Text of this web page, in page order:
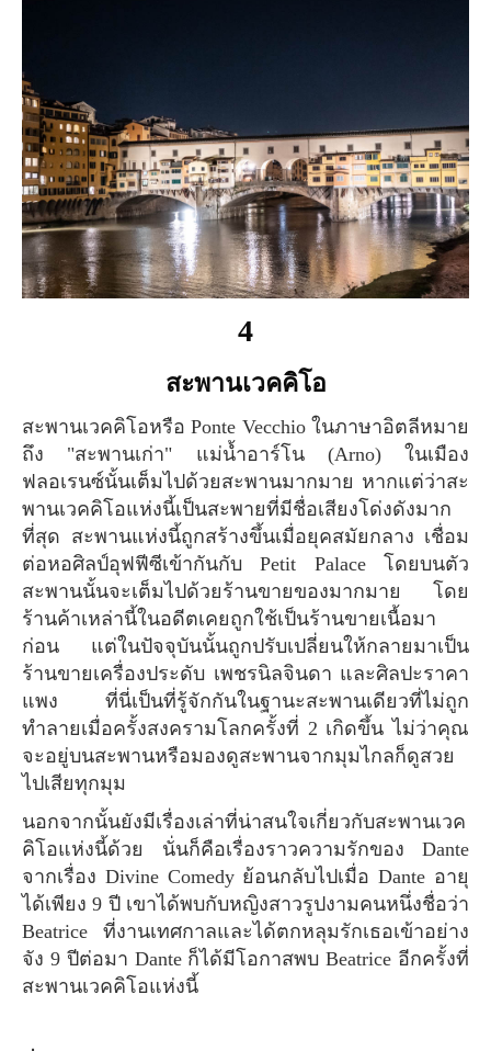
4
สะพานเวคคิโอ
สะพานเวคคิโอหรือ Ponte Vecchio ในภาษาอิตลีหมาย
ถึง "สะพานเก่า" แม่น้ำอาร์โน (Arno) ในเมือง
ฟลอเรนซ์นั้นเต็มไปด้วยสะพานมากมาย หากแต่ว่าสะ
พานเวคคิโอแห่งนี้เป็นสะพายที่มีชื่อเสียงโด่งดังมาก
ที่สุด สะพานแห่งนี้ถูกสร้างขึ้นเมื่อยุคสมัยกลาง เชื่อม
ต่อหอศิลป์อุฟฟีซีเข้ากันกับ Petit Palace โดยบนตัว
สะพานนั้นจะเต็มไปด้วยร้านขายของมากมาย โดย
ร้านค้าเหล่านี้ในอดีตเคยถูกใช้เป็นร้านขายเนื้อมา
ก่อน แต่ในปัจจุบันนั้นถูกปรับเปลี่ยนให้กลายมาเป็น
ร้านขายเครื่องประดับ เพชรนิลจินดา และศิลปะราคา
แพง ที่นี่เป็นที่รู้จักกันในฐานะสะพานเดียวที่ไม่ถูก
ทำลายเมื่อครั้งสงครามโลกครั้งที่ 2 เกิดขึ้น ไม่ว่าคุณ
จะอยู่บนสะพานหรือมองดูสะพานจากมุมไกลก็ดูสวย
ไปเสียทุกมุม
นอกจากนั้นยังมีเรื่องเล่าที่น่าสนใจเกี่ยวกับสะพานเวค
คิโอแห่งนี้ด้วย นั่นก็คือเรื่องราวความรักของ Dante
จากเรื่อง Divine Comedy ย้อนกลับไปเมื่อ Dante อายุ
ได้เพียง 9 ปี เขาได้พบกับหญิงสาวรูปงามคนหนึ่งชื่อว่า
Beatrice ที่งานเทศกาลและได้ตกหลุมรักเธอเข้าอย่าง
จัง 9 ปีต่อมา Dante ก็ได้มีโอกาสพบ Beatrice อีกครั้งที่
สะพานเวคคิโอแห่งนี้